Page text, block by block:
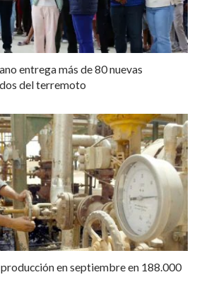
entrega más de 80 nuevas
del terremoto
en septiembre en 188.000